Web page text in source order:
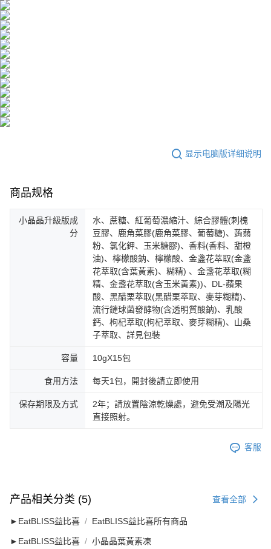
显示电脑版详细说明
商品规格
小晶晶升級版成
分
水、蔗糖、紅葡萄濃縮汁、綜合膠體(刺槐
豆膠、鹿角菜膠(鹿角菜膠、葡萄糖)、蒟蒻
粉、氯化鉀、玉米糖膠)、香料(香料、甜橙
油)、檸檬酸鈉、檸檬酸、金盞花萃取(金盞
花萃取(含葉黃素)、糊精) 、金盞花萃取(糊
精、金盞花萃取(含玉米黃素))、DL-蘋果
酸、黑醋栗萃取(黑醋栗萃取、麥芽糊精)、
流行鏈球菌發酵物(含透明質酸鈉)、乳酸
鈣、枸杞萃取(枸杞萃取、麥芽糊精)、山桑
子萃取、詳見包裝
容量 10gX15包
食用方法 每天1包，開封後請立即使用
保存期限及方式
2年；請放置陰涼乾燥處，避免受潮及陽光
直接照射。
客服
产品相关分类 (5) 查看全部
►EatBLISS益比喜 EatBLISS益比喜所有商品
►EatBLISS益比喜 小晶晶葉黃素凍